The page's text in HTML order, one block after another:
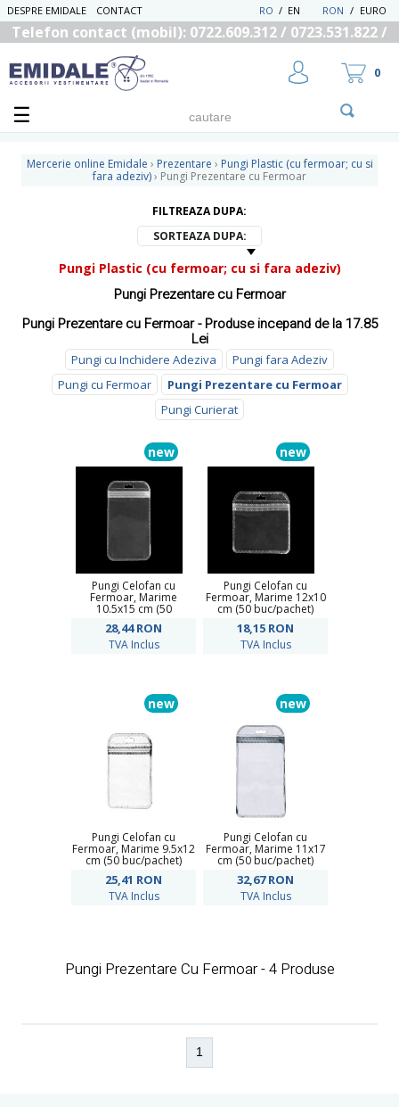
DESPRE EMIDALE CONTACT RON / EURO
EN
/
RO
Telefon contact (mobil): 0722.609.312 / 0723.531.822 /
RECUPEREAZA PAROLA
0
Mercerie online Emidale › Prezentare › Pungi Plastic (cu fermoar; cu si
fara adeziv)› Pungi Prezentare cu Fermoar
FILTREAZA DUPA:
SORTEAZA DUPA:
Pungi Plastic (cu fermoar; cu si fara adeziv)
Pungi Prezentare cu Fermoar
Pungi Prezentare cu Fermoar - Produse incepand de la 17.85
Lei
Pungi cu Inchidere Adeziva
Pungi fara Adeziv
Pungi cu Fermoar
Pungi Prezentare cu Fermoar
Pungi Curierat
new
Pungi Celofan cu
Fermoar, Marime
10.5x15 cm (50
28,44RON
TVA Inclus
new
Pungi Celofan cu
Fermoar, Marime 12x10
cm (50 buc/pachet)
18,15 RON
TVA Inclus
new
Pungi Celofan cu
Fermoar, Marime 9.5x12
cm (50 buc/pachet)
25,41 RON
TVA Inclus
new
Pungi Celofan cu
Fermoar, Marime 11x17
cm (50 buc/pachet)
32,67RON
TVA Inclus
Pungi Prezentare Cu Fermoar - 4 Produse
1